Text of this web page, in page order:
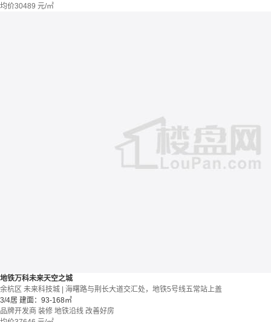
均价30489 元/㎡
地铁万科未来天空之城
余杭区 未来科技城 | 海曙路与荆长大道交汇处，地铁5号线五常站上盖
3/4居 建面：93-168㎡
品牌开发商 装修 地铁沿线 改善好房